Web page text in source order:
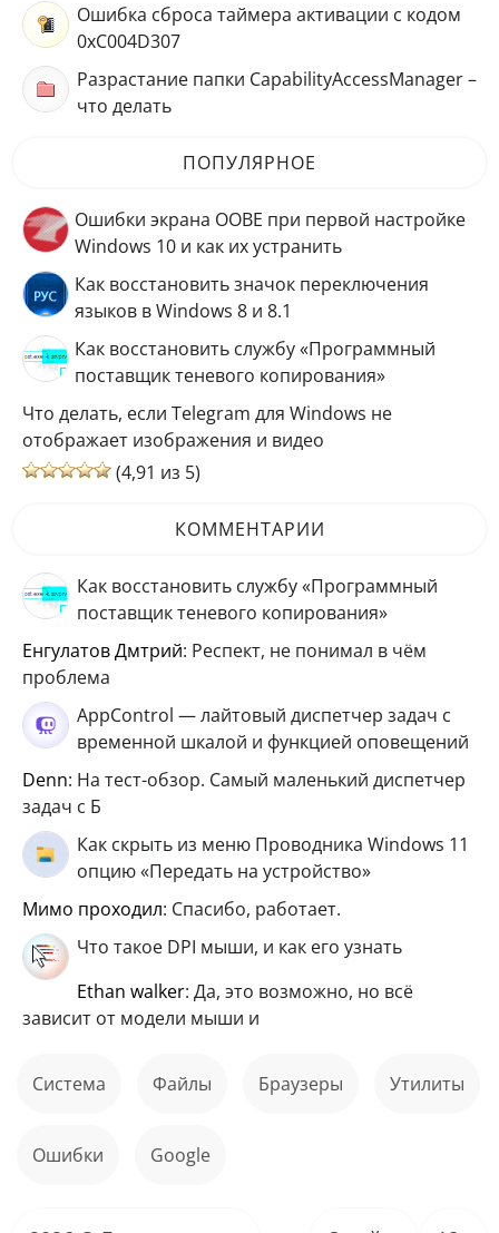
Ошибка сброса таймера активации с кодом
0xC004D307
Разрастание папки CapabilityAccessManager –
что делать
ПОПУЛЯРНОЕ
Ошибки экрана OOBE при первой настройке
Windows 10 и как их устранить
Как восстановить значок переключения
языков в Windows 8 и 8.1
Как восстановить службу «Программный
поставщик теневого копирования»
Что делать, если Telegram для Windows не
отображает изображения и видео
(4,91 из 5)
КОММЕНТАРИИ
Как восстановить службу «Программный
поставщик теневого копирования»
Енгулатов Дмтрий: Респект, не понимал в чём
проблема
AppControl — лайтовый диспетчер задач с
временной шкалой и функцией оповещений
Denn: На тест-обзор. Самый маленький диспетчер
задач с Б
Как скрыть из меню Проводника Windows 11
опцию «Передать на устройство»
мимо проходил: Спасибо, работает.
Что такое DPI мыши, и как его узнать
ethan walker: Да, это возможно, но всё
зависит от модели мыши и
Система файлы Браузеры Утилиты
ошибки Google